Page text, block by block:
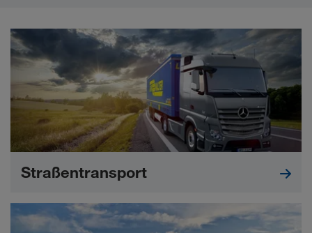
Straßentransport